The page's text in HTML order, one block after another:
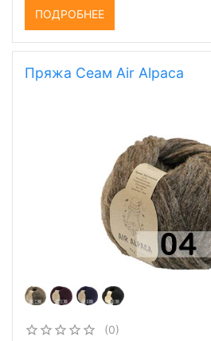
ПОДРОБНЕЕ
Пряжа Сеам Air Alpaca
(0)